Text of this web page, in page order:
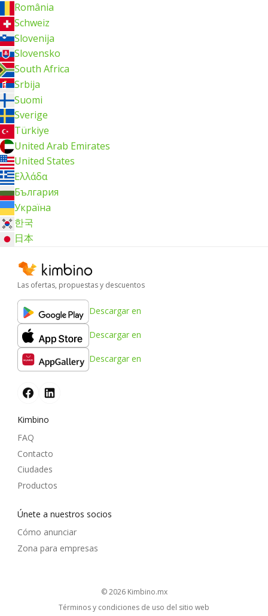
România
Schweiz
Slovenija
Slovensko
South Africa
Srbija
Suomi
Sverige
Türkiye
United Arab Emirates
United States
Ελλάδα
България
Україна
한국
日本
Las ofertas, propuestas y descuentos
Descargar en
Descargar en
Descargar en
Kimbino
FAQ
Contacto
Ciudades
Productos
Únete a nuestros socios
Cómo anunciar
Zona para empresas
© 2026 kimbino.mx
Términos y condiciones de uso del sitio web